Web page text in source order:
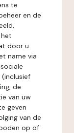
te
en de
door u
name via
de
van uw
geven
van de
op of